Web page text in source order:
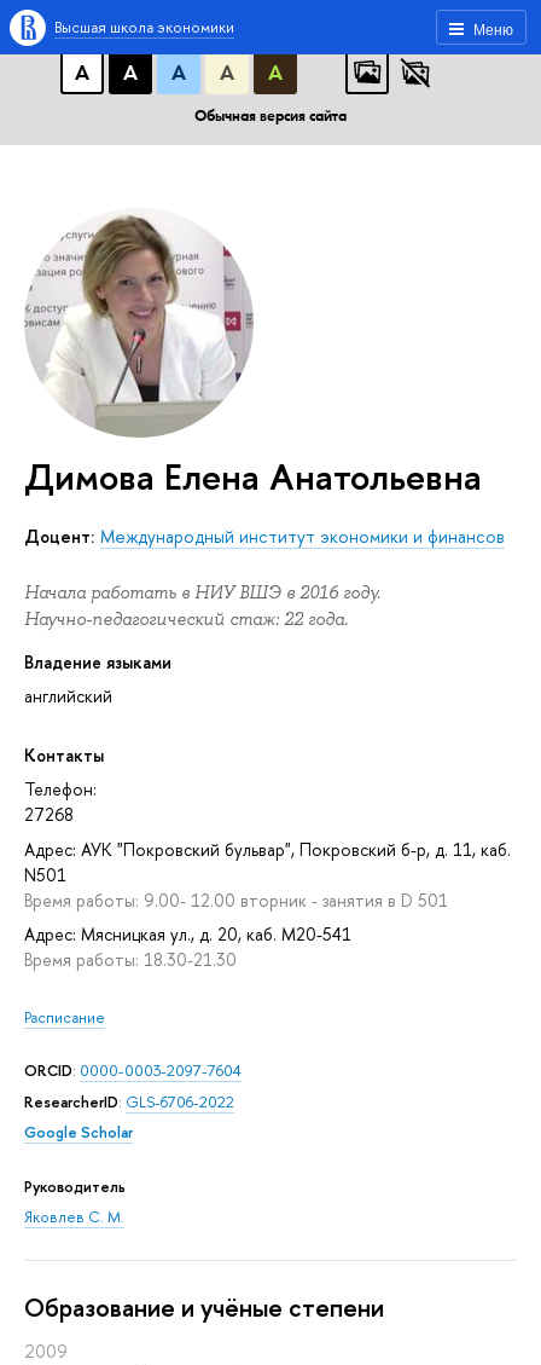
A A A
АБB
А
А А А А
Обычная версия сайта
Меню
Высшая школа экономики
Димова Елена Анатольевна
доцент: Международный институт экономики и финансов
Начала работать в НИУ ВШЭ в 2016 году.
Научно-педагогический стаж: 22 года.
Владение языками
английский
Контакты
Телефон:
27268
Адрес: АУК "Покровский бульвар", Покровский б-р, д. 11, каб.
N501
Время работы: 9.00- 12.00 вторник - занятия в D 501
Адрес: Мясницкая ул., д. 20, каб. M20-541
Время работы: 18.30-21.30
Расписание
ORCID: 0000-0003-2097-7604
ResearcherID: GLS-6706-2022
Google Scholar
Руководитель
Яковлев С. М.
Oбразование и учёные степени
2009